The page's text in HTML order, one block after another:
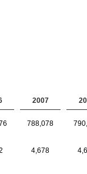
2007
788,078
4,678